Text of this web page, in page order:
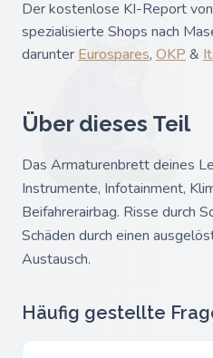
Der kostenlose KI-Report
spezialisierte Shops nach
darunter Eurospares, OKP &
Über dieses Teil
Das Armaturenbrett deines
Instrumente, Infotainment,
Beifahrerairbag. Risse durch
Schäden durch einen
Austausch.
Häufig gestellte